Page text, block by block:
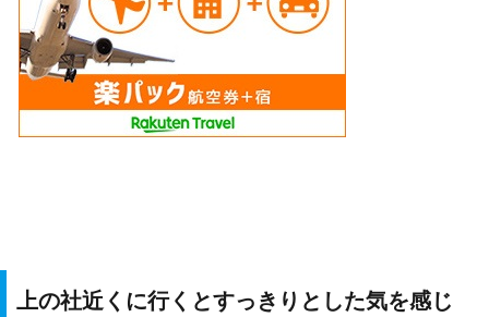
上の社近くに行くとすっきりとした気を感じ